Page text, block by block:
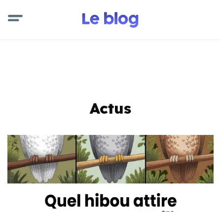
Actus